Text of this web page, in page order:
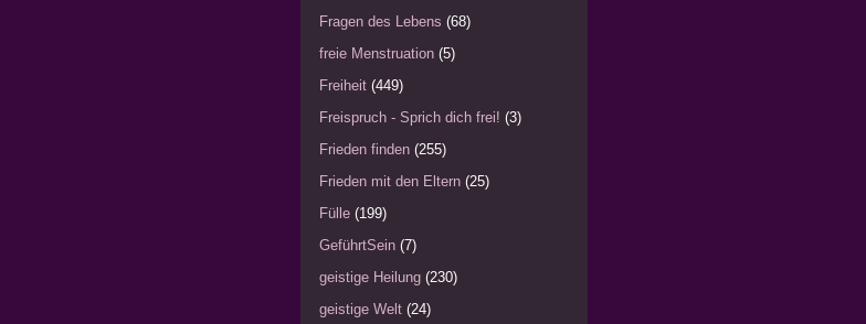
Fragen des Lebens (68)
freie Menstruation (5)
Freiheit (449)
Freispruch - Sprich dich frei! (3)
Frieden finden (255)
Frieden mit den Eltern (25)
Fülle (199)
GeführtSein (7)
geistige Heilung (230)
geistige Welt (24)